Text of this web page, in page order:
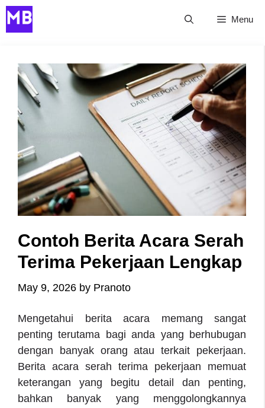
Skip
to
Menu
Contoh Berita Acara Serah
Terima Pekerjaan Lengkap
May 9, 2026 by Pranoto
Mengetahui berita acara memang sangat
penting terutama bagi anda yang berhubugan
dengan banyak orang atau terkait pekerjaan.
Berita acara serah terima pekerjaan memuat
keterangan yang begitu detail dan penting,
bahkan banyak yang menggolongkannya